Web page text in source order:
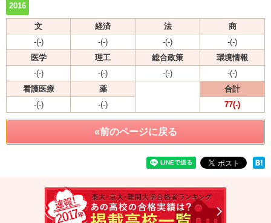
2016
文 経済 法
商
-(-)
-(-) -(-)
-(-)
医学
理工 総合政策
環境情報
-(-)
-(-) -(-)
-(-)
看護医療
薬
合計
-(-)
-(-) 77(-)
«前のページに戻る